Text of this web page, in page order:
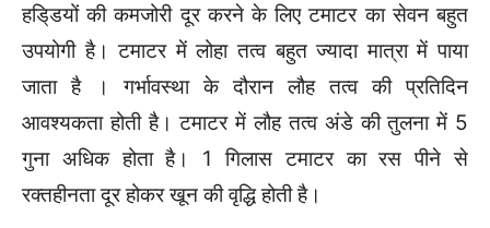
हडि्डयों की कमजोरी दूर करने के लिए टमाटर का सेवन बहुत
उपयोगी है। टमाटर में लोहा तत्व बहुत ज्यादा मात्रा में पाया
जाता है । गर्भावस्था के दौरान लौह तत्व की प्रतिदिन
आवश्यकता होती है। टमाटर में लौह तत्व अंडे की तुलना में 5
गुना अधिक होता है। 1 गिलास टमाटर का रस पीने से
रक्तहीनता दूर होकर खून की वृद्धि होती है।